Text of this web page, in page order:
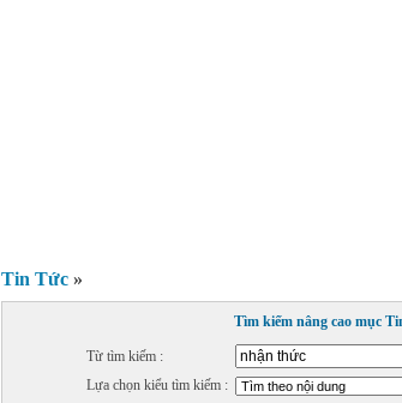
Tin Tức »
Tìm kiếm nâng cao mục
Từ tìm kiếm :
Lựa chọn kiểu tìm kiếm :